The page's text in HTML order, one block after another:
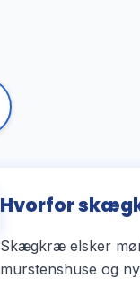
Hvorfor
Skægkræ elsker
murstenshuse og